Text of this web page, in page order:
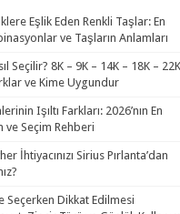
Eşlik Eden Renkli Taşlar: En
ve Taşların Anlamları
Seçilir? 8K – 9K – 14K – 18K – 22K
ve Kime Uygundur
Işıltı Farkları: 2026’nın En
ve Seçim Rehberi
İhtiyacınızı Sirius Pırlanta’dan
Seçerken Dikkat Edilmesi